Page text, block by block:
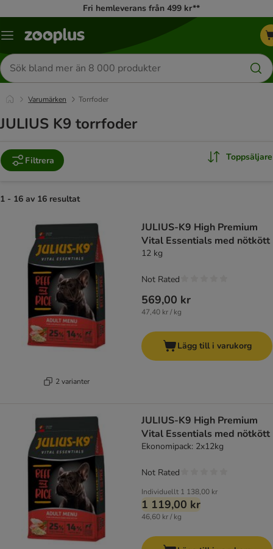
Fri hemleverans från 499 kr**
Katalogmeny
Sök
efter
produkter
Varumärken Torrfoder
JULIUS K9 torrfoder
Filtrera Toppsäljare
1 - 16 av 16 resultat
2 varianter
JULIUS-K9 High Premium
Vital Essentials med nötkött
12 kg
569,00 kr
47,40 kr / kg
Not Rated
Lägg till i varukorg
JULIUS-K9 High Premium
Vital Essentials med nötkött
Ekonomipack: 2x12kg
Individuellt 1 138,00 kr
1 119,00 kr
46,60 kr / kg
Not Rated